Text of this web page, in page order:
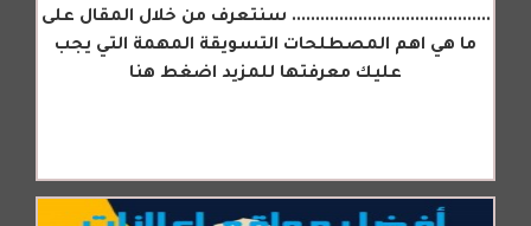
.......................................... سنتعرف من خلال المقال على
ما هي اهم المصطلحات التسويقة المهمة التي يجب
عليك معرفتها للمزيد اضغط هنا